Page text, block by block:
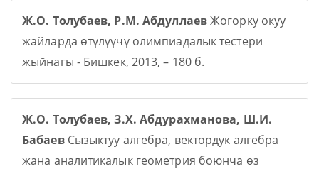
Ж.О. Толубаев, Р.М. АбдуллаевЖогорку окуу
жайларда өтүлүүчү олимпиадалык тестери
жыйнагы - Бишкек, 2013, – 180 б.
Ж.О. Толубаев, З.Х. Абдурахманова, Ш.И.
БабаевСызыктуу алгебра, вектордук алгебра
жана аналитикалык геометрия боюнча өз